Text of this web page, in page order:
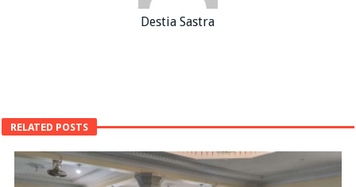
Destia Sastra
RELATED POSTS